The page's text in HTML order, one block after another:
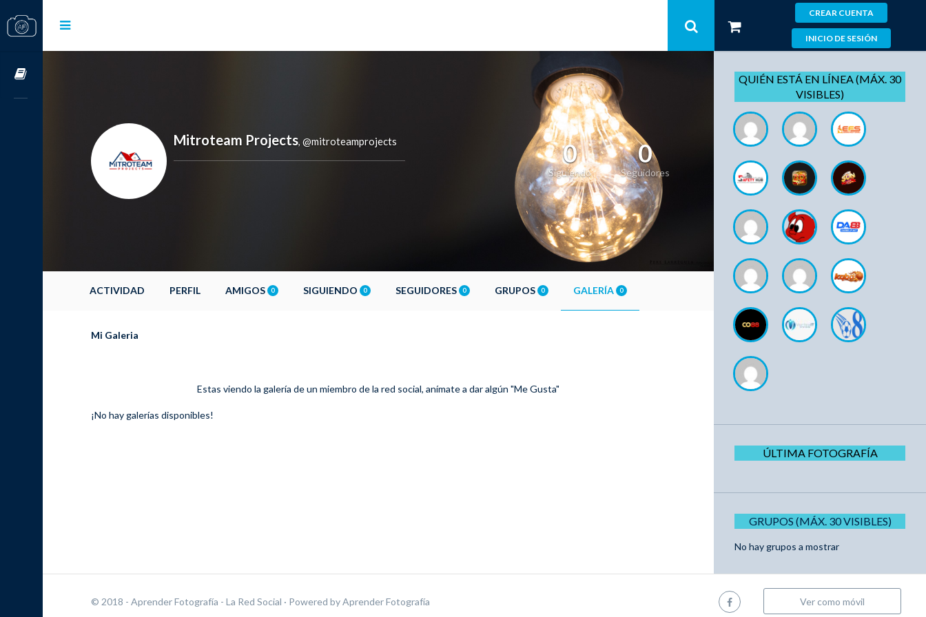
CREAR CUENTA
INICIO DE SESIÓN
Mitroteam Projects, @mitroteamprojects 0
Siguiendo
0
Seguidores
ACTIVIDAD PERFIL AMIGOS 0 SIGUIENDO 0 SEGUIDORES 0 GRUPOS 0 GALERÍA 0
Mi Galeria
Estas viendo la galería de un miembro de la red social, anímate a dar algún "Me Gusta"
¡No hay galerías disponibles!
QUIÉN ESTÁ EN LÍNEA (MÁX. 30
VISIBLES)
ÚLTIMA FOTOGRAFÍA
GRUPOS (MÁX. 30 VISIBLES)
No hay grupos a mostrar
© 2018 - Aprender Fotografía - La Red Social · Powered byAprender Fotografía